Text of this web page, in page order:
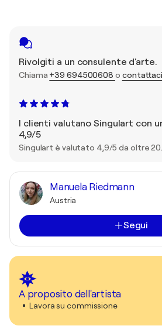
Rivolgiti a un consulente d'arte.
Chiama +39 694500608 o contattaci
I clienti valutano Singulart con
4,9/5
Singulart è valutato 4,9/5 da oltre
Manuela Riedmann
Austria
Segui
A proposito dell'artista
Lavora su commissione